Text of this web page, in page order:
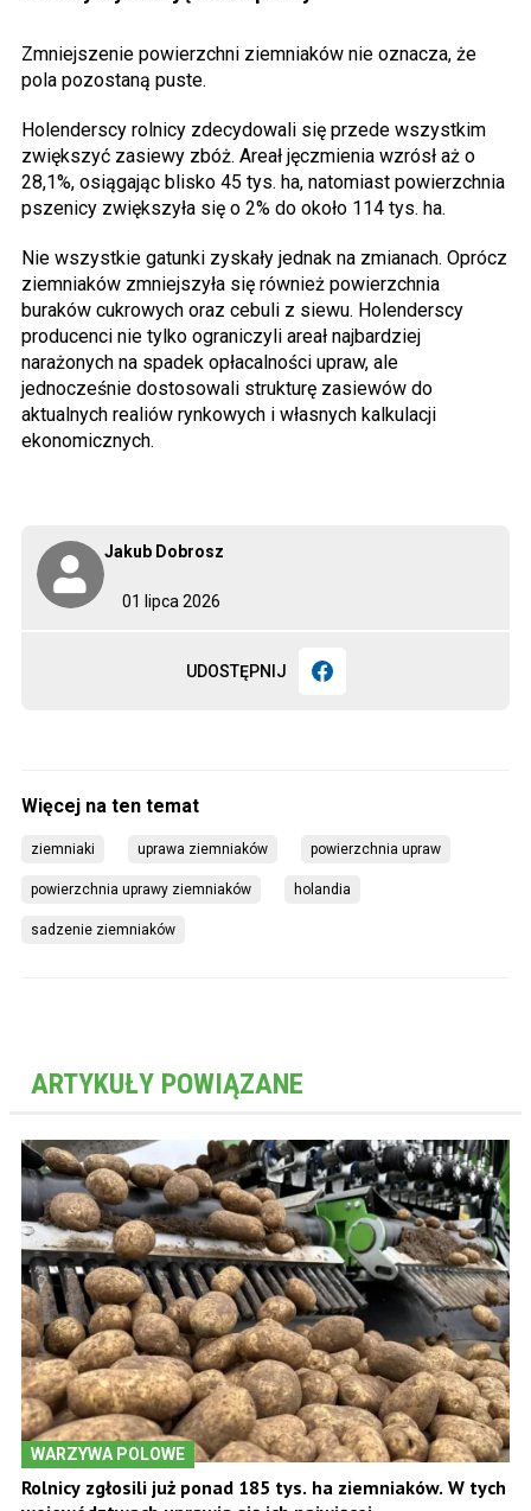
01 lipca 2026
Jakub Dobrosz
UDOSTĘPNIJ
Zmniejszenie powierzchni ziemniaków nie oznacza, że
pola pozostaną puste.
Holenderscy rolnicy zdecydowali się przede wszystkim
zwiększyć zasiewy zbóż. Areał jęczmienia wzrósł aż o
28,1%, osiągając blisko 45 tys. ha, natomiast powierzchnia
pszenicy zwiększyła się o 2% do około 114 tys. ha.
Nie wszystkie gatunki zyskały jednak na zmianach. Oprócz
ziemniaków zmniejszyła się również powierzchnia
buraków cukrowych oraz cebuli z siewu. Holenderscy
producenci nie tylko ograniczyli areał najbardziej
narażonych na spadek opłacalności upraw, ale
jednocześnie dostosowali strukturę zasiewów do
aktualnych realiów rynkowych i własnych kalkulacji
ekonomicznych.
ziemniaki uprawa ziemniaków powierzchnia upraw
powierzchnia uprawy ziemniaków holandia
sadzenie ziemniaków
ARTYKUŁY POWIĄZANE
WARZYWA POLOWE
Rolnicy zgłosili już ponad 185 tys. ha ziemniaków. W tych